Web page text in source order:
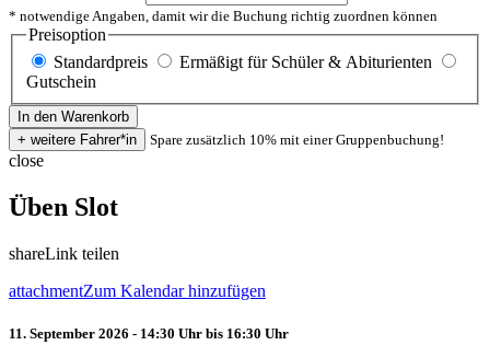
* notwendige Angaben, damit wir die Buchung richtig zuordnen können
Preisoption
Standardpreis
Ermäßigt für Schüler & Abiturienten
Gutschein
Spare zusätzlich 10% mit einer Gruppenbuchung!
close
Üben Slot
shareLink teilen
attachmentZum Kalendar hinzufügen
11. September 2026 - 14:30 Uhr bis 16:30 Uhr